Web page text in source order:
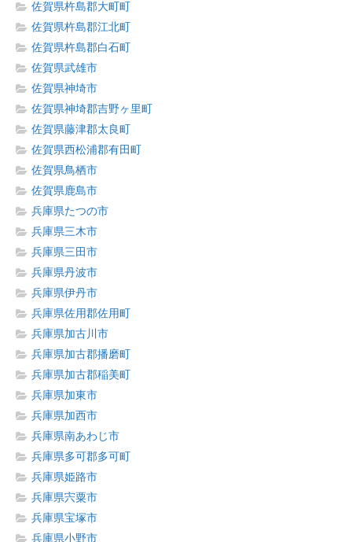
佐賀県杵島郡大町町
佐賀県杵島郡江北町
佐賀県杵島郡白石町
佐賀県武雄市
佐賀県神埼市
佐賀県神埼郡吉野ヶ里町
佐賀県藤津郡太良町
佐賀県西松浦郡有田町
佐賀県鳥栖市
佐賀県鹿島市
兵庫県たつの市
兵庫県三木市
兵庫県三田市
兵庫県丹波市
兵庫県伊丹市
兵庫県佐用郡佐用町
兵庫県加古川市
兵庫県加古郡播磨町
兵庫県加古郡稲美町
兵庫県加東市
兵庫県加西市
兵庫県南あわじ市
兵庫県多可郡多可町
兵庫県姫路市
兵庫県宍粟市
兵庫県宝塚市
兵庫県小野市